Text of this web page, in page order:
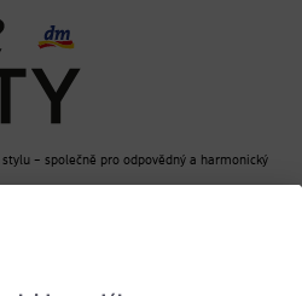
– společně pro odpovědný a harmonický